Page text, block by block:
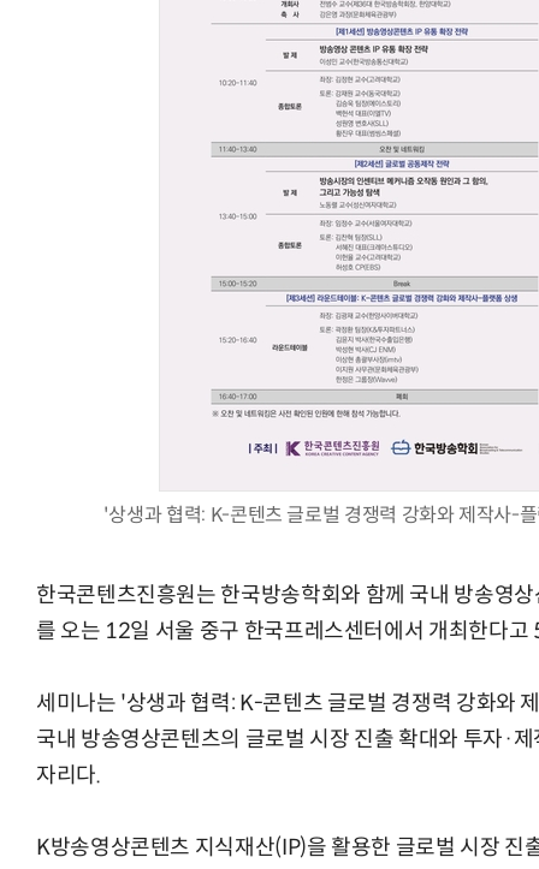
'상생과 협력: K-콘텐츠 글로벌 경쟁력 강화와 제작사-
한국콘텐츠진흥원는 한국방송학회와 함께 국내 방송영
를 오는 12일 서울 중구 한국프레스센터에서 개최한다고
세미나는 '상생과 협력: K-콘텐츠 글로벌 경쟁력 강화와
국내 방송영상콘텐츠의 글로벌 시장 진출 확대와 투자·
자리다.
K방송영상콘텐츠 지식재산(IP)을 활용한 글로벌 시장 진